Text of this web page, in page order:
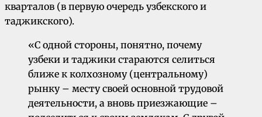
кварталов (в первую очередь узбекского и
таджикского).
«С одной стороны, понятно, почему
узбеки и таджики стараются селиться
ближе к колхозному (центральному)
рынку – месту своей основной трудовой
деятельности, а вновь приезжающие –